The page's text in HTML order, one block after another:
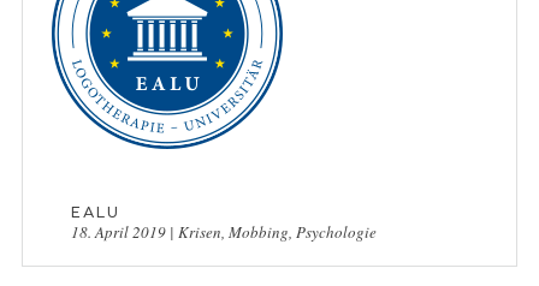
EALU
18. April 2019| Krisen, Mobbing, Psychologie